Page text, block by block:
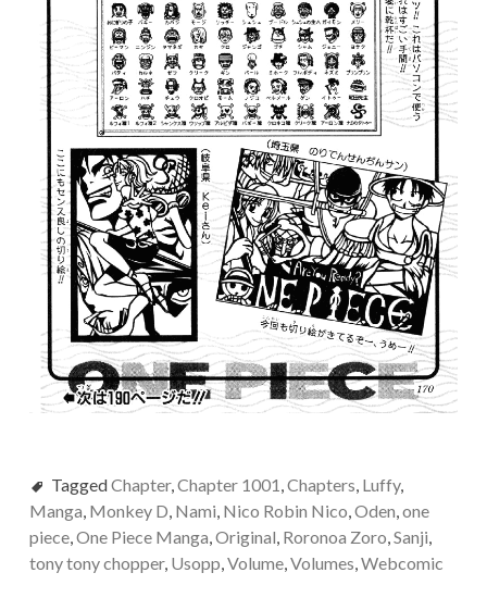
TaggedChapter,Chapter 1001,Chapters, Luffy,
Manga, Monkey D, Nami, Nico Robin Nico,Oden,one
piece,One Piece Manga,Original, Roronoa Zoro,Sanji,
tony tony chopper, Usopp,Volume,Volumes,Webcomic